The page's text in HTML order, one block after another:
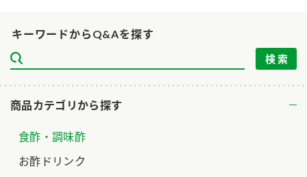
お酢を知ろう！
ぽん酢サワー
納豆の豆知識
鍋奉行マニュアル
ミツカンのCM
キッザニア東京「ぽん酢工房」
地図から取り扱い店舗を探す
ミツカン公式通販
キーワードからQ&Aを探す
商品カテゴリから探す
食酢・調味酢
お酢ドリンク